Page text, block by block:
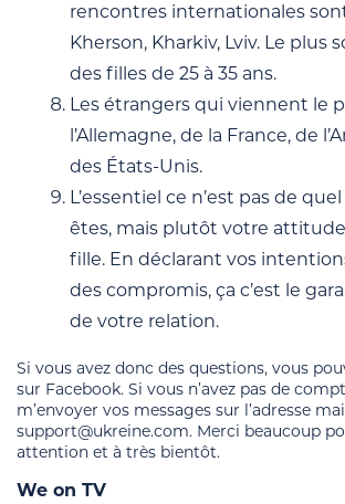
rencontres internationales
Kherson, Kharkiv, Lviv. Le plus
des filles de 25 à 35 ans.
Les étrangers qui viennent le
l’Allemagne, de la France, de
des États-Unis.
L’essentiel ce n’est pas de
êtes, mais plutôt votre
fille. En déclarant vos
des compromis, ça c’est le
de votre relation.
Si vous avez donc des questions, vous
sur Facebook. Si vous n’avez pas de
m’envoyer vos messages sur l’adresse
support@ukreine.com. Merci beaucoup
attention et à très bientôt.
We on TV